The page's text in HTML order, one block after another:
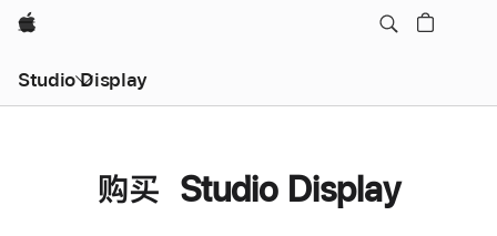
Apple
Studio Display
购买 Studio Display